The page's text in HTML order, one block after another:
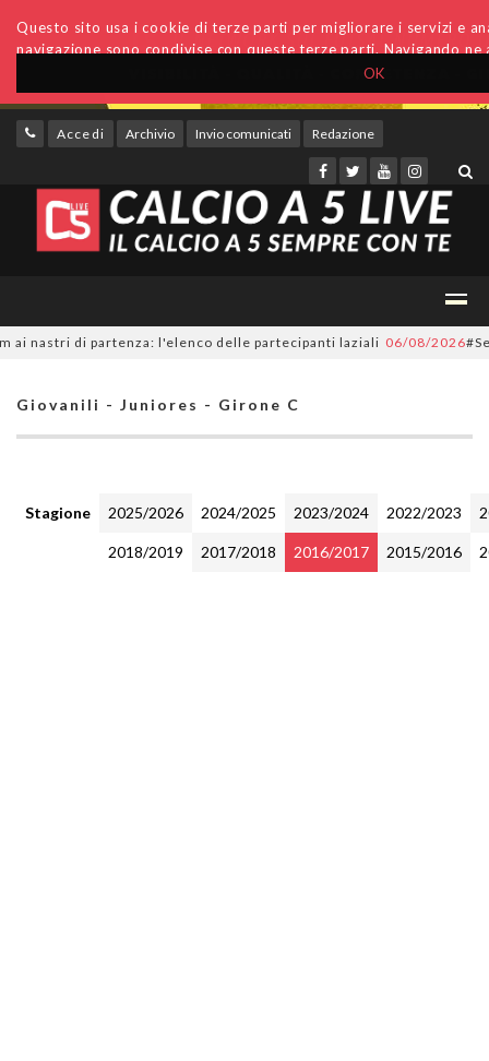
OK
Questo sito usa i cookie di terze parti per migliorare i servizi e
navigazione sono condivise con queste terze parti. Navigando
Accedi Archivio Invio comunicati Redazione
di partenza: l'elenco delle partecipanti laziali 06/08/2026
Giovanili - Juniores - Girone C
Stagione 2025/2026 2024/2025 2023/2024 2022/2023
2018/2019 2017/2018 2016/2017 2015/2016